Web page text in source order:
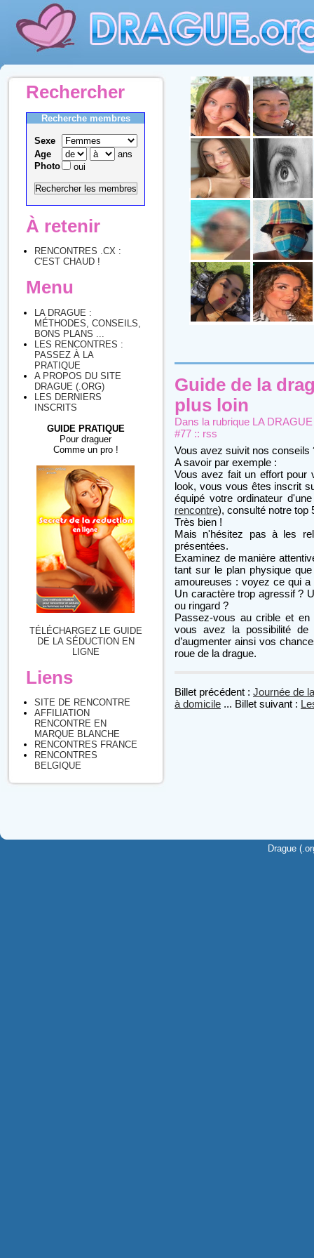
Rechercher
Recherche membres
Sexe
Age
ans
Photo
oui
À retenir
RENCONTRES .CX :
C'EST CHAUD !
Menu
LA DRAGUE :
MÉTHODES, CONSEILS,
BONS PLANS ...
LES RENCONTRES :
PASSEZ À LA
PRATIQUE
A PROPOS DU SITE
DRAGUE (.ORG)
LES DERNIERS
INSCRITS
GUIDE PRATIQUE
Pour draguer
Comme un pro !
TÉLÉCHARGEZ LE GUIDE
DE LA SÉDUCTION EN
LIGNE
Liens
SITE DE RENCONTRE
AFFILIATION
RENCONTRE EN
MARQUE BLANCHE
RENCONTRES FRANCE
RENCONTRES
BELGIQUE
Guide de la
plus loin
Dans la rubrique LA
#77 :: rss
Vous avez suivit nos conseils
A savoir par exemple :
Vous avez fait un effort pour
look, vous vous êtes inscrit
équipé votre ordinateur
rencontre), consulté notre top
Très bien !
Mais n'hésitez pas à les
présentées.
Examinez de manière
tant sur le plan physique
amoureuses : voyez ce qui
Un caractère trop agressif ?
ou ringard ?
Passez-vous au crible et
vous avez la possibilité de
d’augmenter ainsi vos
roue de la drague.
Billet précédent : Journée de
à domicile ... Billet suivant :
Drague